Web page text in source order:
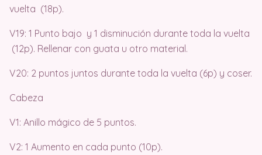
vuelta (18p).
V19: 1 Punto bajo y 1 disminución durante toda la vuelta
(12p). Rellenar con guata u otro material.
V20: 2 puntos juntos durante toda la vuelta (6p) y coser.
Cabeza
V1: Anillo mágico de 5 puntos.
V2: 1 Aumento en cada punto (10p).